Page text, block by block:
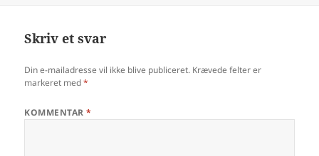
Skriv et svar
Din e-mailadresse vil ikke blive publiceret. Krævede felter er
markeret med*
KOMMENTAR*